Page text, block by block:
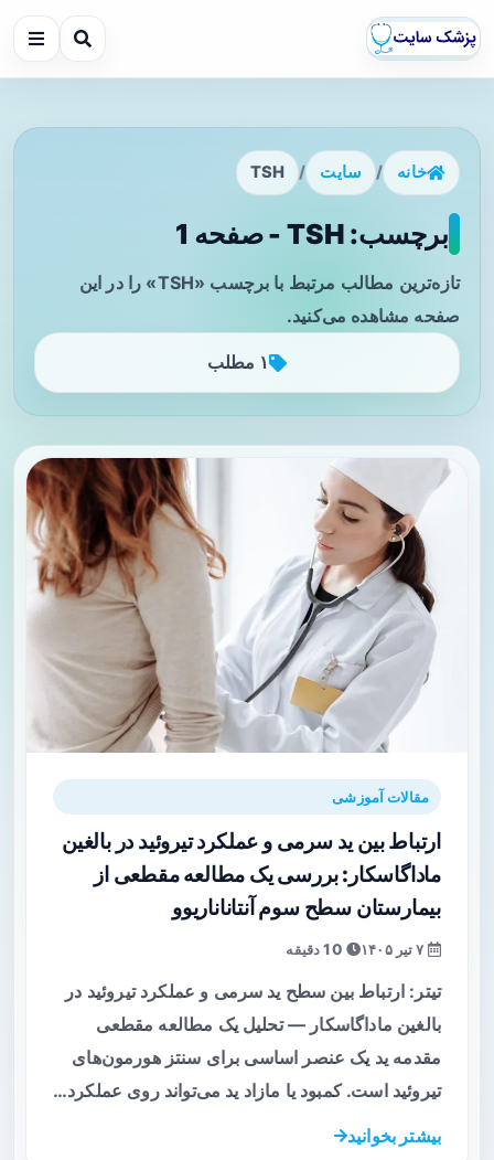
خانه / سایت /
TSH
برچسب: TSH - صفحه 1
تازه‌ترین مطالب مرتبط با برچسب «TSH» را در این
صفحه مشاهده می‌کنید.
۱ مطلب
مقالات آموزشی
ارتباط بین ید سرمی و عملکرد تیروئید در بالغین
ماداگاسکار: بررسی یک مطالعه مقطعی از
بیمارستان سطح سوم آنتاناناریوو
تیتر: ارتباط بین سطح ید سرمی و عملکرد تیروئید در
بالغین ماداگاسکار — تحلیل یک مطالعه مقطعی
مقدمه ید یک عنصر اساسی برای سنتز هورمون‌های
تیروئید است. کمبود یا مازاد ید می‌تواند روی عملکرد…
بیشتر بخوانید